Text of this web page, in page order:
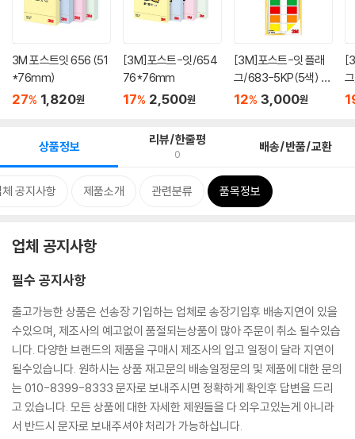
3M 포스트잇 656 (51
*76mm)
27% 1,820원
[3M]포스트-잇/654
76*76mm
17% 2,500원
[3M]포스트-잇 플래
그/683-5KP(5색) 4
4*12mm 20...
12% 3,000원
상품정보 리뷰/한줄평
0 배송/반품/교환
공지사항 제품소개 관련분류 품목정보
업체 공지사항
필수 공지사항
출고가능한 상품은 선송장 기입하는 업체로 송장기입후 배송지연이 있을
수있으며, 제조사의 예고없이 품절되는상품이 많아 주문이 취소 될수있습
니다. 다양한 브랜드의 제품을 구매시 제조사의 입고 일정이 달라 지연이
될수있습니다. 원하시는 상품 재고문의 배송일정문의 및 제품에 대한 문의
는 010-8399-8333 문자로 보내주시면 정확하게 확인후 답변을 드리
고 있습니다. 모든 상품에 대한 자세한 제원들을 다 외우고있는게 아니라
서 반드시 문자로 보내주셔야 처리가 가능하십니다.